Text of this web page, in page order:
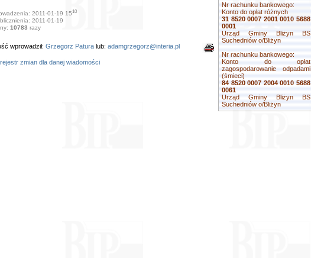
2011-01-19 1510
2011-01-19
10783 razy
wprowadził: Grzegorz Paturalub: adamgrzegorz@interia.pl
zmian dla danej wiadomości
Nr rachunku bankowego:
Konto do opłat różnych
31 8520 0007 2001 0010 5688
0001
Urząd Gminy Bliżyn BS
Suchedniów o/Bliżyn
Nr rachunku bankowego:
Konto do opłat
zagospodarowanie odpadami
(śmieci)
84 8520 0007 2004 0010 5688
0061
Urząd Gminy Bliżyn BS
Suchedniów o/Bliżyn